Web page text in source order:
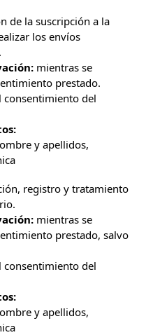
de la suscripción a la
los envíos
mientras se
prestado.
consentimiento del
y apellidos,
registro y tratamiento
mientras se
prestado, salvo
consentimiento del
y apellidos,